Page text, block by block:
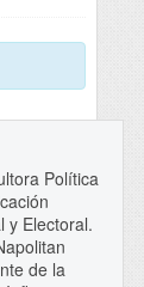
Política
y Electoral.
de la